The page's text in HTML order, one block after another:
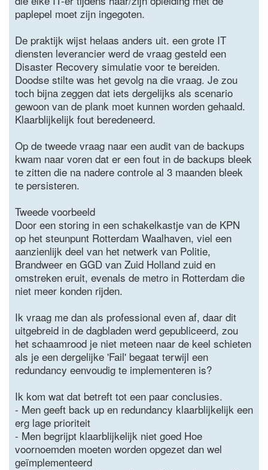
paplepel moet zijn ingegoten.
De praktijk wijst helaas anders uit. een grote IT
diensten leverancier werd de vraag gesteld een
Disaster Recovery simulatie voor te bereiden.
Doodse stilte was het gevolg na die vraag. Je zou
toch bijna zeggen dat iets dergelijks als scenario
gewoon van de plank moet kunnen worden gehaald.
Klaarblijkelijk fout beredeneerd.
Op de tweede vraag naar een audit van de backups
kwam naar voren dat er een fout in de backups bleek
te zitten die na nadere controle al 3 maanden bleek
te persisteren.
Tweede voorbeeld
Door een storing in een schakelkastje van de KPN
op het steunpunt Rotterdam Waalhaven, viel een
aanzienlijk deel van het netwerk van Politie,
Brandweer en GGD van Zuid Holland zuid en
omstreken eruit, evenals de metro in Rotterdam die
niet meer konden rijden.
Ik vraag me dan als professional even af, daar dit
uitgebreid in de dagbladen werd gepubliceerd, zou
het schaamrood je niet meteen naar de keel schieten
als je een dergelijke 'Fail' begaat terwijl een
redundancy eenvoudig te implementeren is?
Ik kom wat dat betreft tot een paar conclusies.
- Men geeft back up en redundancy klaarblijkelijk een
erg lage prioriteit
- Men begrijpt klaarblijkelijk niet goed Hoe
voornoemden moeten worden opgezet dan wel
geïmplementeerd